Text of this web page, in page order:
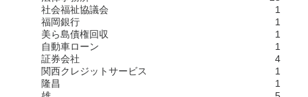
社会福祉協議会
1
福岡銀行
1
美ら島債権回収
1
自動車ローン
1
証券会社
4
関西クレジットサービス
1
隆昌
1